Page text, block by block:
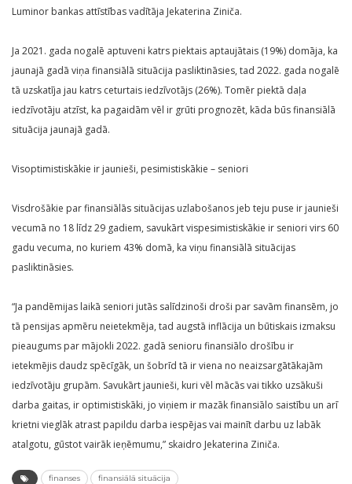
Luminor bankas attīstības vadītāja Jekaterina Ziniča.
Ja 2021. gada nogalē aptuveni katrs piektais aptaujātais (19%) domāja, ka
jaunajā gadā viņa finansiālā situācija pasliktināsies, tad 2022. gada nogalē
tā uzskatīja jau katrs ceturtais iedzīvotājs (26%). Tomēr piektā daļa
iedzīvotāju atzīst, ka pagaidām vēl ir grūti prognozēt, kāda būs finansiālā
situācija jaunajā gadā.
Visoptimistiskākie ir jaunieši, pesimistiskākie – seniori
Visdrošākie par finansiālās situācijas uzlabošanos jeb teju puse ir jaunieši
vecumā no 18 līdz 29 gadiem, savukārt vispesimistiskākie ir seniori virs 60
gadu vecuma, no kuriem 43% domā, ka viņu finansiālā situācijas
pasliktināsies.
“Ja pandēmijas laikā seniori jutās salīdzinoši droši par savām finansēm, jo
tā pensijas apmēru neietekmēja, tad augstā inflācija un būtiskais izmaksu
pieaugums par mājokli 2022. gadā senioru finansiālo drošību ir
ietekmējis daudz spēcīgāk, un šobrīd tā ir viena no neaizsargātākajām
iedzīvotāju grupām. Savukārt jaunieši, kuri vēl mācās vai tikko uzsākuši
darba gaitas, ir optimistiskāki, jo viņiem ir mazāk finansiālo saistību un arī
krietni vieglāk atrast papildu darba iespējas vai mainīt darbu uz labāk
atalgotu, gūstot vairāk ieņēmumu,” skaidro Jekaterina Ziniča.
finanses finansiālā situācija